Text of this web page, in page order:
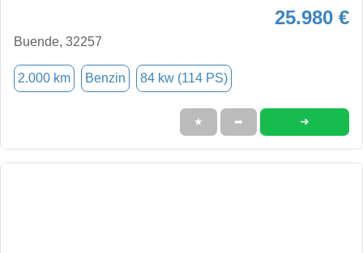
25.980 €
Buende, 32257
2.000 km Benzin 84 kw (114 PS)
★ ➦ ➜